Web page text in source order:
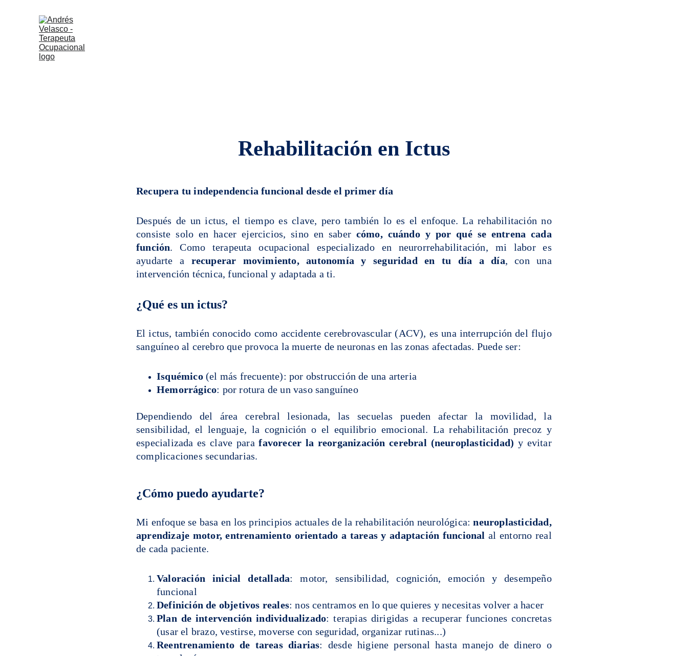
Rehabilitación en Ictus
Recupera tu independencia funcional desde el primer día
Después de un ictus, el tiempo es clave, pero también lo es el enfoque. La rehabilitación no
consiste solo en hacer ejercicios, sino en saber cómo, cuándo y por qué se entrena cada
función. Como terapeuta ocupacional especializado en neurorrehabilitación, mi labor es
ayudarte a recuperar movimiento, autonomía y seguridad en tu día a día, con una
intervención técnica, funcional y adaptada a ti.
¿Qué es un ictus?
El ictus, también conocido como accidente cerebrovascular (ACV), es una interrupción del flujo
sanguíneo al cerebro que provoca la muerte de neuronas en las zonas afectadas. Puede ser:
Isquémico(el más frecuente): por obstrucción de una arteria
Hemorrágico: por rotura de un vaso sanguíneo
Dependiendo del área cerebral lesionada, las secuelas pueden afectar la movilidad, la
sensibilidad, el lenguaje, la cognición o el equilibrio emocional. La rehabilitación precoz y
especializada es clave parafavorecer la reorganización cerebral (neuroplasticidad) y evitar
complicaciones secundarias.
¿Cómo puedo ayudarte?
Mi enfoque se basa en los principios actuales de la rehabilitación neurológica:neuroplasticidad,
aprendizaje motor, entrenamiento orientado a tareas y adaptación funcional al entorno real
de cada paciente.
Valoración inicial detallada: motor, sensibilidad, cognición, emoción y desempeño
funcional
Definición de objetivos reales: nos centramos en lo que quieres y necesitas volver a hacer
Plan de intervención individualizado: terapias dirigidas a recuperar funciones concretas
(usar el brazo, vestirse, moverse con seguridad, organizar rutinas...)
Reentrenamiento de tareas diarias: desde higiene personal hasta manejo de dinero o